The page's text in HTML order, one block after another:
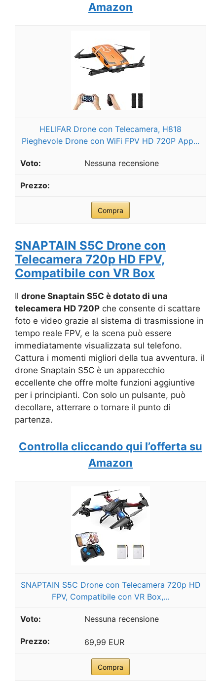
Amazon
HELIFAR Drone con Telecamera, H818
Pieghevole Drone con WiFi FPV HD 720P App...
Nessuna recensione
Compra
SNAPTAIN S5C Drone con
Telecamera 720p HD FPV,
Compatibile con VR Box
Il drone Snaptain S5C è dotato di una
telecamera HD 720P che consente di scattare
foto e video grazie al sistema di trasmissione in
tempo reale FPV, e la scena può essere
immediatamente visualizzata sul telefono.
Cattura i momenti migliori della tua avventura. il
drone Snaptain S5C è un apparecchio
eccellente che offre molte funzioni aggiuntive
per i principianti. Con solo un pulsante, può
decollare, atterrare o tornare il punto di
partenza.
Controlla cliccando qui l’offerta su
Amazon
SNAPTAIN S5C Drone con Telecamera 720p HD
FPV, Compatibile con VR Box,...
Nessuna recensione
69,99 EUR
Compra